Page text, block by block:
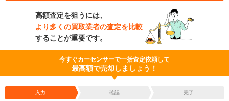
高額査定を狙うには、
より多くの買取業者の査定を比較
することが重要です。
今すぐカーセンサーで一括査定依頼して
最高額で売却しましょう！
入力 確認 完了